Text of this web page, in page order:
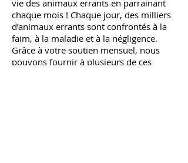
vie des animaux errants en parrainant
chaque mois ! Chaque jour, des milliers
d’animaux errants sont confrontés à la
faim, à la maladie et à la négligence.
Grâce à votre soutien mensuel, nous
pouvons fournir à plusieurs de ces